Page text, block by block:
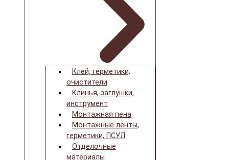
Клей, герметики,
очистители
Клинья, заглушки,
инструмент
Монтажная пена
Монтажные ленты,
герметики, ПСУЛ
Отделочные
материалы